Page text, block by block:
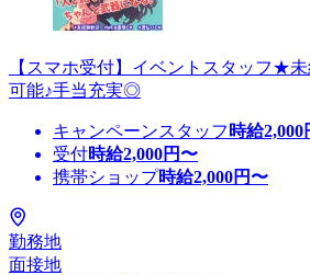
【スマホ受付】イベントスタッフ★
可能♪手当充実◎
キャンペーンスタッフ 時給2,000
受付時給2,000円〜
携帯ショップ時給2,000円〜
勤務地
面接地